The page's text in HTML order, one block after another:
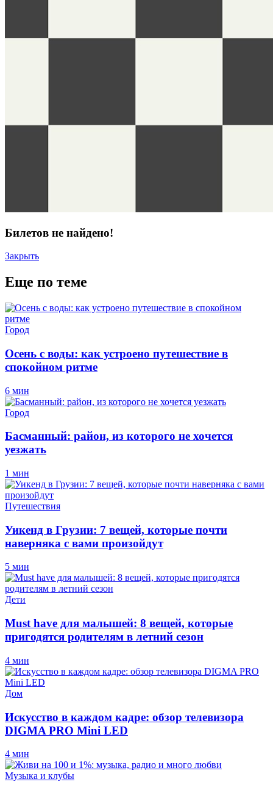
Билетов не найдено!
Закрыть
Еще по теме
Город
Осень с воды: как устроено путешествие в
спокойном ритме
6 мин
Город
Басманный: район, из которого не хочется
уезжать
1 мин
Путешествия
Уикенд в Грузии: 7 вещей, которые почти
наверняка с вами произойдут
5 мин
Дети
Must have для малышей: 8 вещей, которые
пригодятся родителям в летний сезон
4 мин
Дом
Искусство в каждом кадре: обзор телевизора
DIGMA PRO Mini LED
4 мин
Музыка и клубы